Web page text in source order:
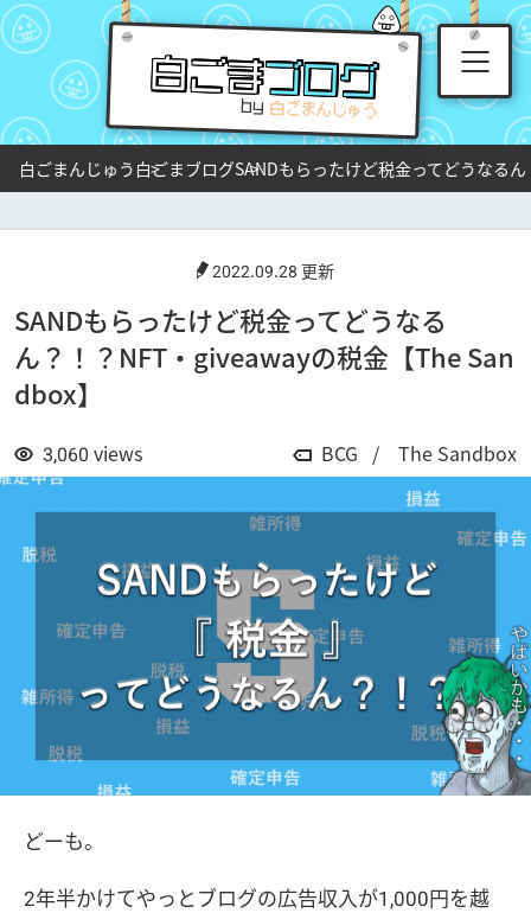
白ごまブログ
by
白ごまんじゅう 白ごまブログSANDもらったけど税金ってどうなる
SANDもらったけど税金ってどうなる
ん？！？NFT・giveawayの税金【The San
dbox】
2022.09.28 更新
3,060 views BCG The Sandbox
どーも。
2年半かけてやっとブログの広告収入が1,000円を越